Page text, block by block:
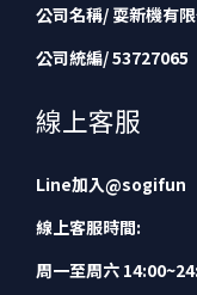
公司名稱/ 耍新機有
公司統編/ 53727065
線上客服
Line加入@sogifun
線上客服時間:
周一至周六